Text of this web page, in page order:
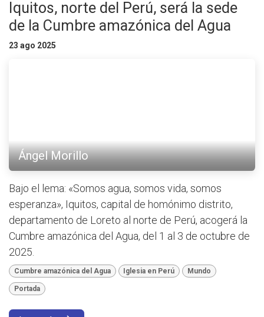
Iquitos, norte del Perú, será la sede
de la Cumbre amazónica del Agua
23 ago 2025
Ángel Morillo
Bajo el lema: «Somos agua, somos vida, somos
esperanza», Iquitos, capital de homónimo distrito,
departamento de Loreto al norte de Perú, acogerá la
Cumbre amazónica del Agua, del 1 al 3 de octubre de
2025.
Cumbre amazónica del Agua Iglesia en Perú Mundo
Portada